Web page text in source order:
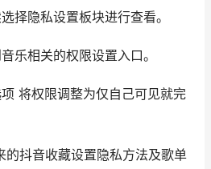
择隐私设置板块进行查看。
乐相关的权限设置入口。
将权限调整为仅自己可见就完
的抖音收藏设置隐私方法及歌单